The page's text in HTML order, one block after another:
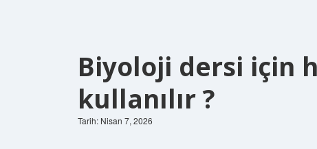
Biyoloji dersi için
kullanılır ?
Tarih: Nisan 7, 2026